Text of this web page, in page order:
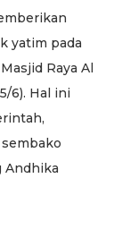
yatim pada
Raya Al
6). Hal ini
Andhika